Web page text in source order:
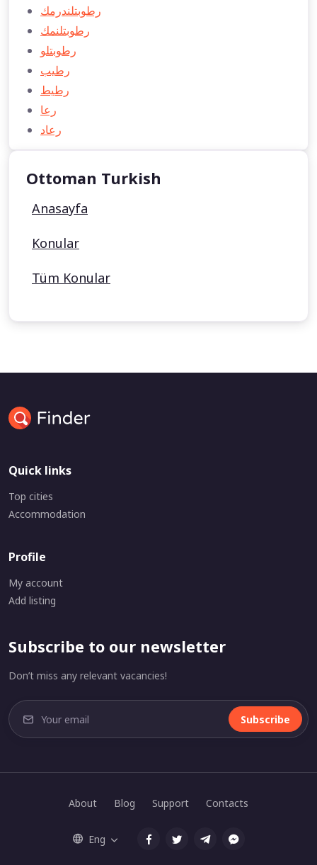
رطوبتلندرمك
رطوبتلنمك
رطوبتلو
رطیب
رطيط
رعا
رعاد
Ottoman Turkish
Anasayfa
Konular
Tüm Konular
Quick links
Top cities
Accommodation
Profile
My account
Add listing
Subscribe to our newsletter
Don’t miss any relevant vacancies!
Subscribe
About Blog Support Contacts
Eng